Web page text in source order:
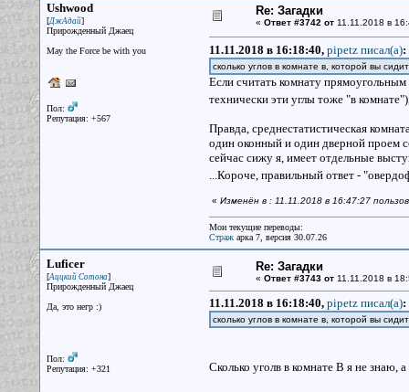
Ushwood
[ДжАдай]
Прирожденный Джаец
May the Force be with you
Пол:
Репутация: +567
Re: Загадки
« Ответ #3742 от11.11.2018 в
11.11.2018 в 16:18:40, pipetz писал(a):
сколько углов в комнате в, которой вы
Если считать комнату
технически эти углы тоже "в
Правда, среднестатистическая
один оконный и один дверной проем
сейчас сижу я, имеет отдельные
...Короче, правильный ответ -
« Изменён в : 11.11.2018 в 16:47:27
Мои текущие переводы:
Стражарка 7, версия 30.07.26
Luficer
[Аццкий Сотона]
Прирожденный Джаец
Да, это негр :)
Пол:
Репутация: +321
Re: Загадки
« Ответ #3743 от11.11.2018 в
11.11.2018 в 16:18:40, pipetz писал(a):
сколько углов в комнате в, которой вы
Сколько уголв в комнате В я не знаю,